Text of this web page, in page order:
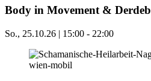
Body in Movement &
So., 25.10.26 | 15:00 - 22:00